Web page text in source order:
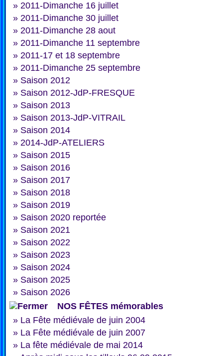
» 2011-Dimanche 16 juillet
» 2011-Dimanche 30 juillet
» 2011-Dimanche 28 aout
» 2011-Dimanche 11 septembre
» 2011-17 et 18 septembre
» 2011-Dimanche 25 septembre
» Saison 2012
» Saison 2012-JdP-FRESQUE
» Saison 2013
» Saison 2013-JdP-VITRAIL
» Saison 2014
» 2014-JdP-ATELIERS
» Saison 2015
» Saison 2016
» Saison 2017
» Saison 2018
» Saison 2019
» Saison 2020 reportée
» Saison 2021
» Saison 2022
» Saison 2023
» Saison 2024
» Saison 2025
» Saison 2026
NOS FÊTES mémorables
» La Fête médiévale de juin 2004
» La Fête médiévale de juin 2007
» La fête médiévale de mai 2014